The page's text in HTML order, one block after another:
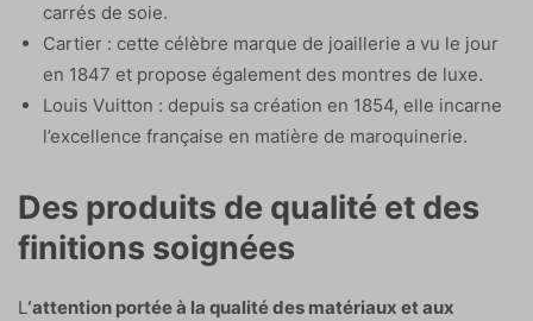
carrés de soie.
Cartier : cette célèbre marque de joaillerie a vu le jour
en 1847 et propose également des montres de luxe.
Louis Vuitton : depuis sa création en 1854, elle incarne
l’excellence française en matière de maroquinerie.
Des produits de qualité et des
finitions soignées
L‘attention portée à la qualité des matériaux et aux